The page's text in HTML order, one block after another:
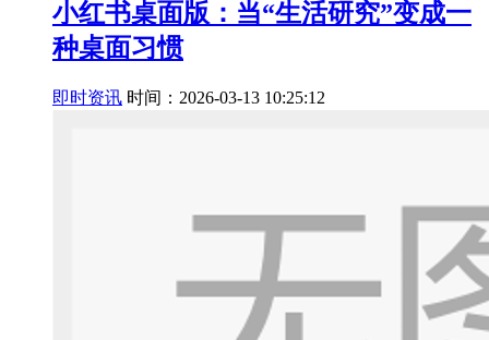
小红书桌面版：当“生活研究”变成一
种桌面习惯
即时资讯 时间：2026-03-13 10:25:12